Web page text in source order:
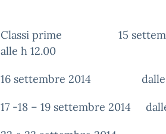
Classi prime 15
alle h 12.00
16 settembre 2014 dalle h
17 -18 – 19 settembre 2014